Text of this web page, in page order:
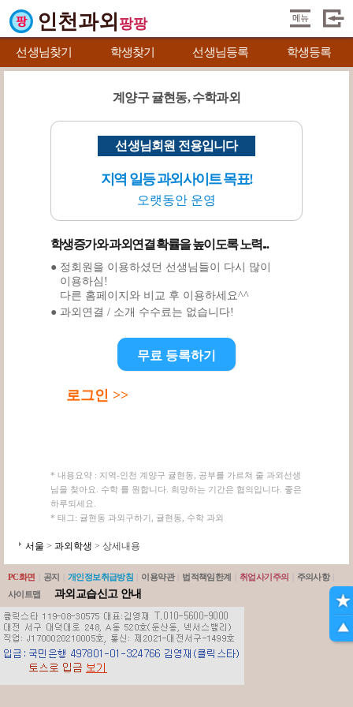
인천과외 팡팡
선생님찾기 학생찾기 선생님등록 학생등록
계양구 귤현동, 수학과외
선생님회원 전용입니다
지역 일등 과외사이트 목표!
오랫동안 운영
학생증가와 과외연결 확률을 높이도록 노력...
● 정회원을 이용하셨던 선생님들이 다시 많이
이용하심!
다른 홈페이지와 비교 후 이용하세요^^
● 과외연결 / 소개 수수료는 없습니다!
무료 등록하기
로그인 >>
* 내용요약 : 지역-인천 계양구 귤현동, 공부를 가르쳐 줄 과외선생
님을 찾아요. 수학 를 원합니다. 희망하는 기간은 협의입니다. 좋은
하루되세요.
* 태그: 귤현동 과외구하기, 귤현동, 수학 과외
서울 > 과외학생 > 상세내용
PC화면 공지 개인정보취급방침 이용약관 법적책임한계 취업사기주의 주의사항
사이트맵
과외교습신고 안내